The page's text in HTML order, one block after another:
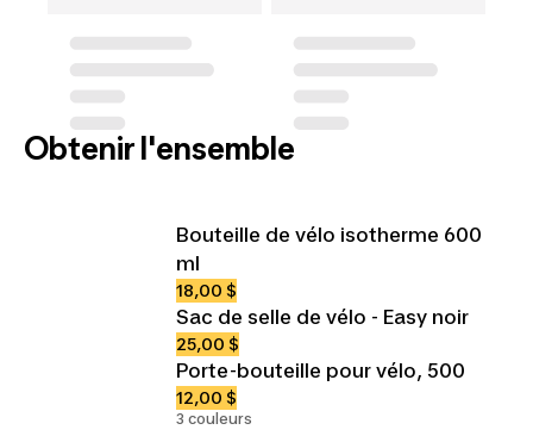
Obtenir l'ensemble
Bouteille de vélo isotherme 600
ml
18,00 $
Sac de selle de vélo - Easy noir
25,00 $
Porte-bouteille pour vélo, 500
12,00 $
3 couleurs